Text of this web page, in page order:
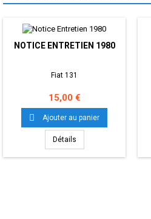
NOTICE ENTRETIEN 1980
Fiat 131
Prix
15,00 €
 Ajouter au panier
Détails